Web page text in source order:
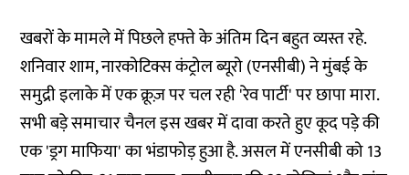
खबरों के मामले में पिछले हफ्ते के अंतिम दिन बहुत व्यस्त रहे.
शनिवार शाम, नारकोटिक्स कंट्रोल ब्यूरो (एनसीबी) ने मुंबई के
समुद्री इलाके में एक क्रूज़ पर चल रही 'रेव पार्टी' पर छापा मारा.
सभी बड़े समाचार चैनल इस खबर में दावा करते हुए कूद पड़े की
एक 'ड्रग माफिया' का भंडाफोड़ हुआ है. असल में एनसीबी को 13